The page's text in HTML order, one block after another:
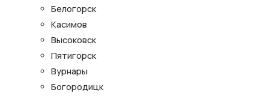
Белогорск
Касимов
Высоковск
Пятигорск
Вурнары
Богородицк